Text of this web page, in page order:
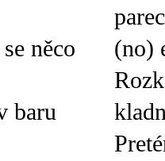
něco
baru
(no)